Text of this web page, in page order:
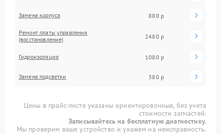
Замена корпуса 880 р
Ремонт платы управления
(восстановление)
2480 р
Гидроизоляция 1080 р
Замена подсветки 380 р
Цены в прайс-листе указаны ориентировочные, без учета
стоимости запчастей.
Записывайтесь на бесплатную диагностику.
Мы проверим ваше устройство и укажем на неисправность.